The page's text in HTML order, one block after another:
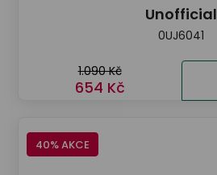
Unofficial
0UJ6041
1.090 Kč
654 Kč
40% AKCE